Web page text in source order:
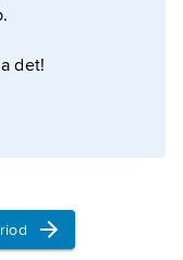
Cirka 95
Särskilt
en stor
vid Nässja
det!